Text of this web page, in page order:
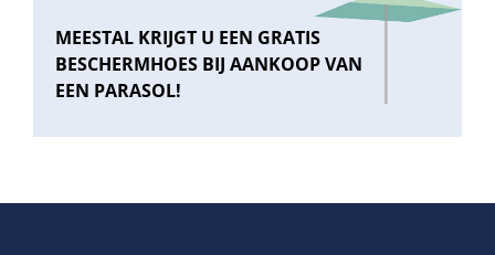
MEESTAL KRIJGT U EEN GRATIS
BESCHERMHOES BIJ AANKOOP VAN
EEN PARASOL!